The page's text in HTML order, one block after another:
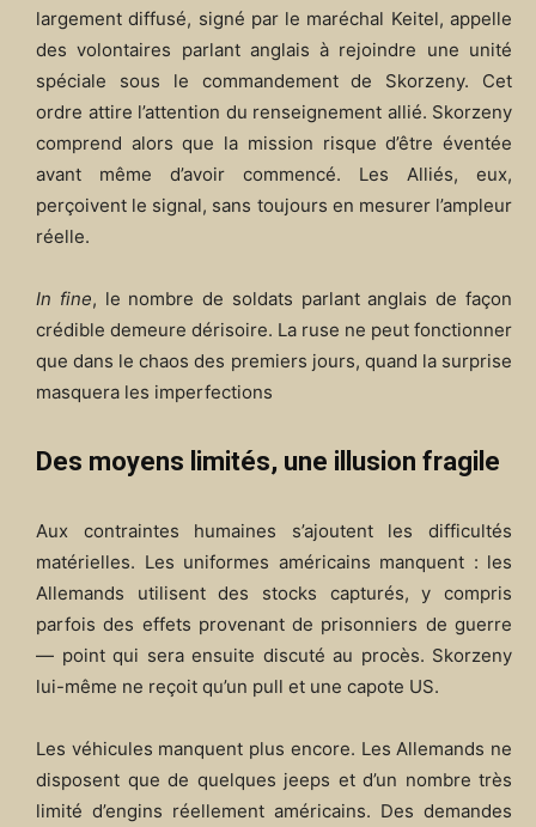
largement diffusé, signé par le maréchal Keitel, appelle
des volontaires parlant anglais à rejoindre une unité
spéciale sous le commandement de Skorzeny. Cet
ordre attire l’attention du renseignement allié. Skorzeny
comprend alors que la mission risque d’être éventée
avant même d’avoir commencé. Les Alliés, eux,
perçoivent le signal, sans toujours en mesurer l’ampleur
réelle.
In fine, le nombre de soldats parlant anglais de façon
crédible demeure dérisoire. La ruse ne peut fonctionner
que dans le chaos des premiers jours, quand la surprise
masquera les imperfections
Des moyens limités, une illusion fragile
Aux contraintes humaines s’ajoutent les difficultés
matérielles. Les uniformes américains manquent : les
Allemands utilisent des stocks capturés, y compris
parfois des effets provenant de prisonniers de guerre
— point qui sera ensuite discuté au procès. Skorzeny
lui-même ne reçoit qu’un pull et une capote US.
Les véhicules manquent plus encore. Les Allemands ne
disposent que de quelques jeeps et d’un nombre très
limité d’engins réellement américains. Des demandes